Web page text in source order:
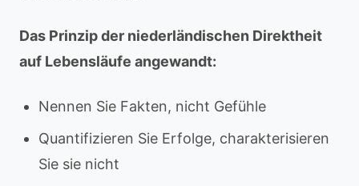
Das Prinzip der niederländischen Direktheit
auf Lebensläufe angewandt:
Nennen Sie Fakten, nicht Gefühle
Quantifizieren Sie Erfolge, charakterisieren
Sie sie nicht